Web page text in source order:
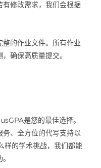
修改需求，我们会根据
的作业文件。所有作业
确保高质量提交。
是您的最佳选择。
、全方位的代写支持以
样的学术挑战，我们都能